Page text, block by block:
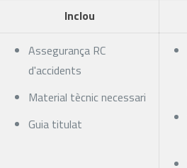
Inclou
Assegurança RC
d'accidents
Material tècnic necessari
Guia titulat